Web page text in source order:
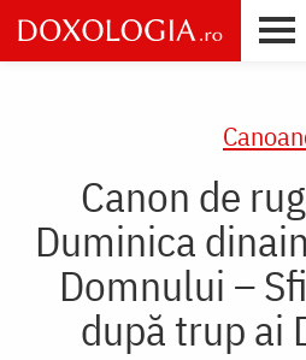
Skip
to
main
Canon de
Duminica
Domnului –
după trup ai